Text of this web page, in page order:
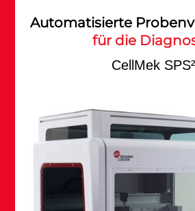
Automatisierte
für die
CellMek SPS²